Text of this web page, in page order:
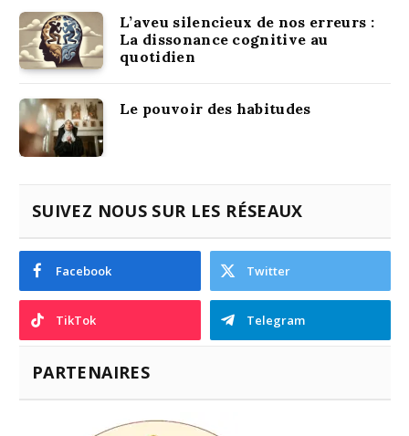
L’aveu silencieux de nos erreurs :
La dissonance cognitive au
quotidien
Le pouvoir des habitudes
SUIVEZ NOUS SUR LES RÉSEAUX
Facebook Twitter
TikTok Telegram
PARTENAIRES